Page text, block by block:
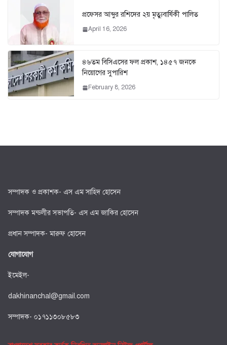
প্রফেসর আব্দুর রশিদের ২য় মৃত্যুবার্ষিকী পালিত
April 16, 2026
৪৬তম বিসিএসের ফল প্রকাশ, ১৪৫৭ জনকে
নিয়োগের সুপারিশ
February 8, 2026
সম্পাদক ও প্রকাশক- এস এম সাহিদ হোসেন
সম্পাদক মন্ডলীর সভাপতি- এস এম জাকির হোসেন
প্রধান সম্পাদক- মারুফ হোসেন
যোগাযোগ
ইমেইল-
dakhinanchal@gmail.com
সম্পাদক- ০১৭১১৩০৮৫৮৩